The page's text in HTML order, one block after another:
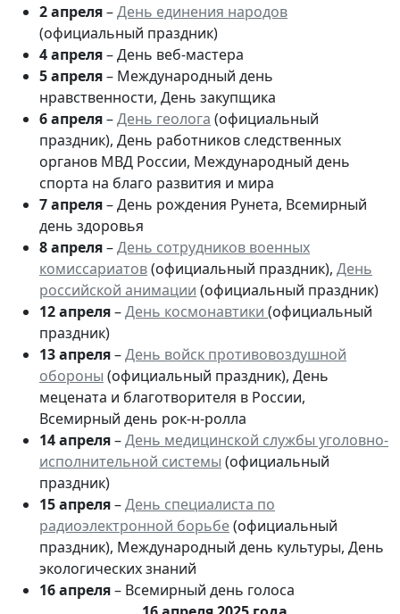
2 апреля–День единения народов
(официальный праздник)
4 апреля– День веб-мастера
5 апреля– Международный день
нравственности, День закупщика
6 апреля–День геолога (официальный
праздник), День работников следственных
органов МВД России, Международный день
спорта на благо развития и мира
7 апреля– День рождения Рунета, Всемирный
день здоровья
8 апреля–День сотрудников военных
комиссариатов(официальный праздник), День
российской анимации (официальный праздник)
12 апреля–День космонавтики (официальный
праздник)
13 апреля–День войск противовоздушной
обороны (официальный праздник), День
мецената и благотворителя в России,
Всемирный день рок-н-ролла
14 апреля–День медицинской службы уголовно-
исполнительной системы (официальный
праздник)
15 апреля–День специалиста по
радиоэлектронной борьбе(официальный
праздник), Международный день культуры, День
экологических знаний
16 апреля– Всемирный день голоса